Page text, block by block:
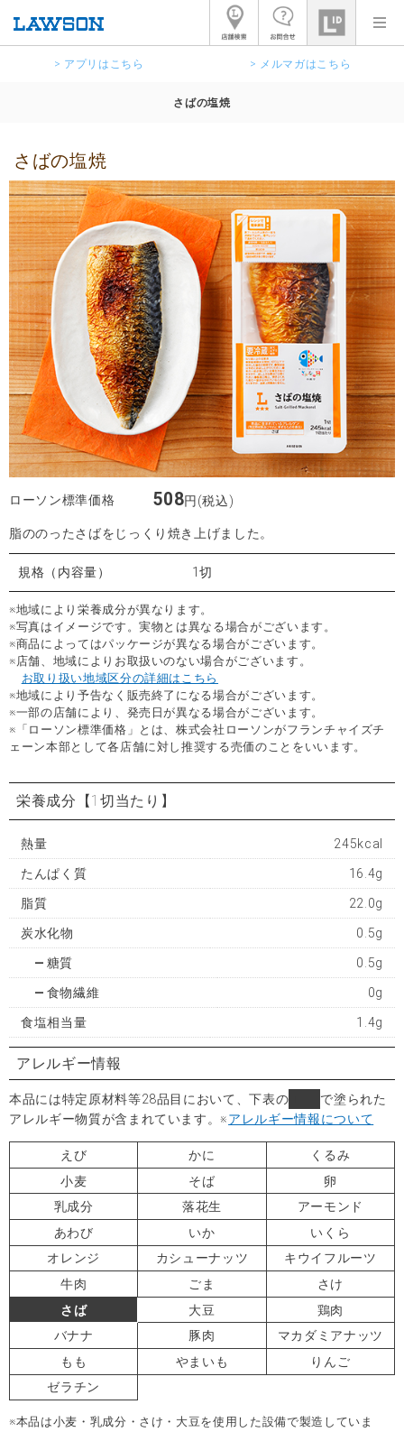
> アプリはこちら > メルマガはこちら
さばの塩焼
さばの塩焼
ローソン標準価格 508円(税込)
脂ののったさばをじっくり焼き上げました。
規格（内容量） 1切
※地域により栄養成分が異なります。
※写真はイメージです。実物とは異なる場合がございます。
※商品によってはパッケージが異なる場合がございます。
※店舗、地域によりお取扱いのない場合がございます。
お取り扱い地域区分の詳細はこちら
※地域により予告なく販売終了になる場合がございます。
※一部の店舗により、発売日が異なる場合がございます。
※「ローソン標準価格」とは、株式会社ローソンがフランチャイズチ
ェーン本部として各店舗に対し推奨する売価のことをいいます。
栄養成分 【1切当たり】
熱量 245kcal
たんぱく質 16.4g
脂質 22.0g
炭水化物 0.5g
糖質 0.5g
食物繊維 0g
食塩相当量 1.4g
アレルギー情報
本品には特定原材料等28品目において、下表の
で塗られた
アレルギー物質が含まれています。※アレルギー情報について
えび かに
くるみ
小麦
そば
卵
乳成分
落花生
アーモンド
あわび
いか
いくら
オレンジ
カシューナッツ
キウイフルーツ
牛肉
ごま
さけ
さば
大豆
鶏肉
バナナ
豚肉
マカダミアナッツ
もも
やまいも
りんご
ゼラチン
※本品は小麦・乳成分・さけ・大豆を使用した設備で製造していま